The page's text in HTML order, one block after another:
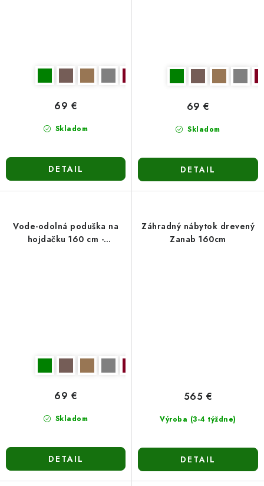
Skladom
69 €
DETAIL
Skladom
69 €
DETAIL
Vode-odolná poduška na
hojdačku 160 cm -
Skladom
69 €
DETAIL
Záhradný nábytok drevený
Zanab 160cm
Výroba (3-4 týždne)
565 €
DETAIL